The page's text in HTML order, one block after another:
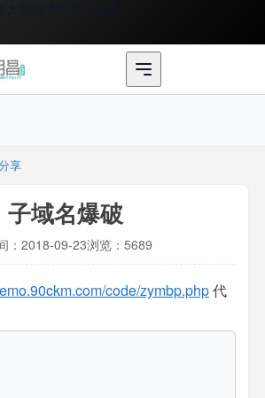
型 API 接入服务。
享
域名爆破
：2018-09-23浏览：5689
code/zymbp.php代